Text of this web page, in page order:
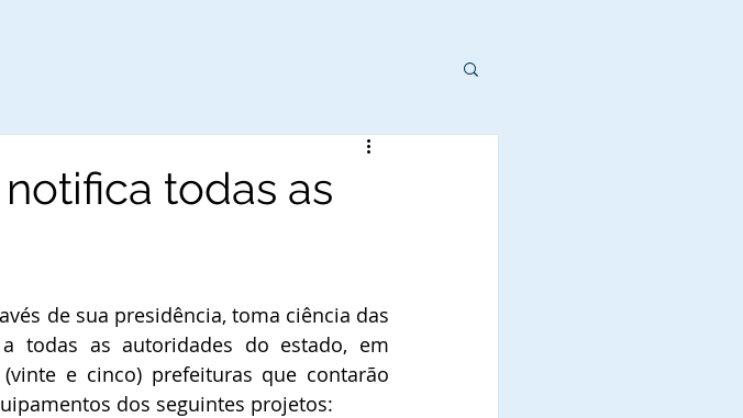
todas as
de sua presidência, toma ciência das
todas as autoridades do estado, em
e cinco) prefeituras que contarão
dos seguintes projetos: